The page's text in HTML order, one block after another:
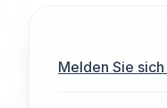
Melden Sie